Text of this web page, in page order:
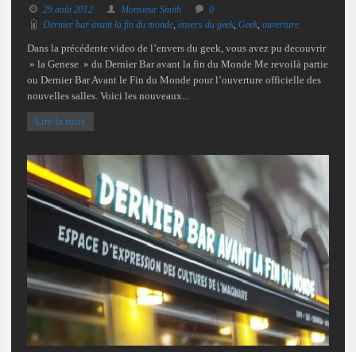
29 août 2012 Monsieur Smith
0
Dernier bar avant la fin du monde, envers du geek, Geek, ouverture
Dans la précédente video de l’envers du geek, vous avez pu decouvrir
» la Genese » du Dernier Bar avant la fin du Monde Me revoilà partie
ou Dernier Bar Avant le Fin du Monde pour l’ouverture officielle des
nouvelles salles. Voici les nouveaux...
Lire la suite